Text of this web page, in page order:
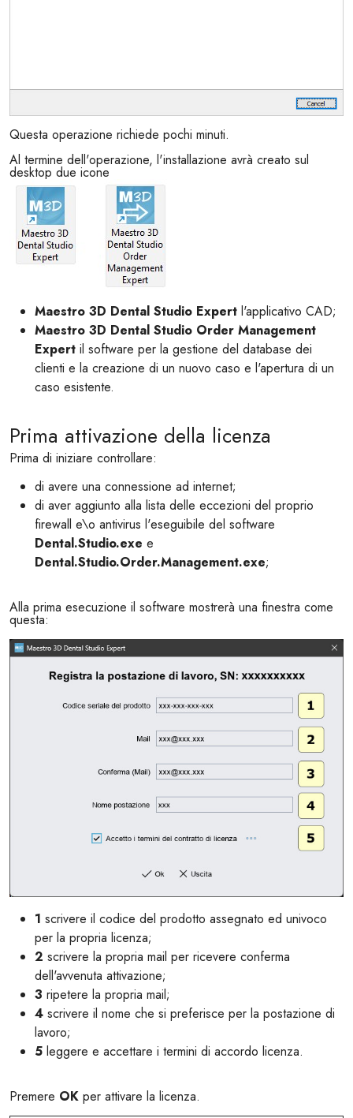
Questa operazione richiede pochi minuti.
Al termine dell'operazione, l'installazione avrà creato sul
desktop due icone
Maestro 3D Dental Studio Expert l'applicativo CAD;
Maestro 3D Dental Studio Order Management
Expert il software per la gestione del database dei
clienti e la creazione di un nuovo caso e l'apertura di un
caso esistente.
Prima attivazione della licenza
Prima di iniziare controllare:
di avere una connessione ad internet;
di aver aggiunto alla lista delle eccezioni del proprio
firewall e\o antivirus l'eseguibile del software
Dental.Studio.exe e
Dental.Studio.Order.Management.exe;
Alla prima esecuzione il software mostrerà una finestra come
questa:
1 scrivere il codice del prodotto assegnato ed univoco
per la propria licenza;
2 scrivere la propria mail per ricevere conferma
dell'avvenuta attivazione;
3 ripetere la propria mail;
4 scrivere il nome che si preferisce per la postazione di
lavoro;
5 leggere e accettare i termini di accordo licenza.
Premere OK per attivare la licenza.